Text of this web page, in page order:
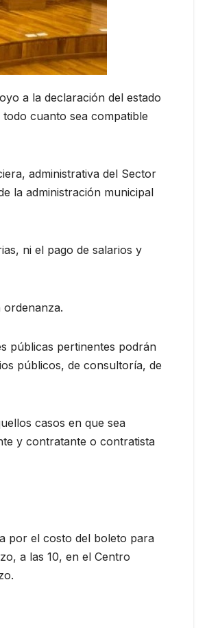
a la declaración del estado
cuanto sea compatible
administrativa del Sector
la administración municipal
ni el pago de salarios y
públicas pertinentes podrán
públicos, de consultoría, de
casos en que sea
y contratante o contratista
por el costo del boleto para
a las 10, en el Centro